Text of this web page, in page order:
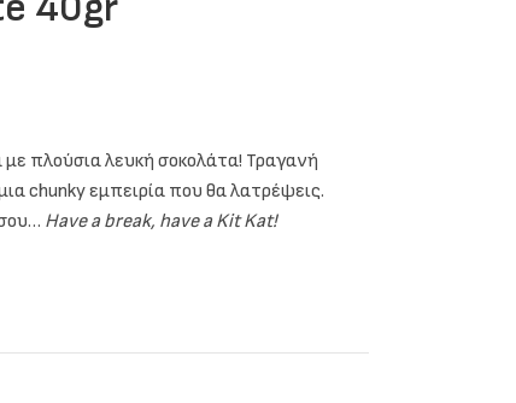
πλούσια λευκή σοκολάτα! Τραγανή
chunky εμπειρία που θα λατρέψεις.
Have a break, have a Kit Kat!